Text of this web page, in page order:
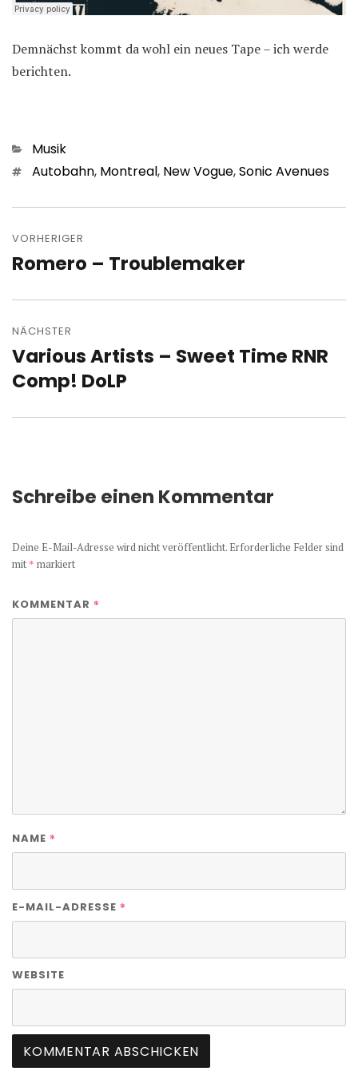
Demnächst kommt da wohl ein neues Tape – ich werde
berichten.
Kategorien
Musik
Schlagwörter
Autobahn, Montreal, New Vogue,Sonic Avenues
VORHERIGER
Vorheriger
Romero – Troublemaker
NÄCHSTER
Nächster
Beitrag:
Various Artists – Sweet Time RNR
Comp! DoLP
Schreibe einen Kommentar
Deine E-Mail-Adresse wird nicht veröffentlicht. Erforderliche Felder sind
mit * markiert
KOMMENTAR *
NAME *
E-MAIL-ADRESSE *
WEBSITE